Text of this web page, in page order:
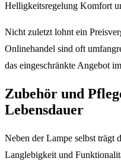
Helligkeitsregelung Komfort
Nicht zuletzt lohnt ein
Onlinehandel sind oft
das eingeschränkte Angebot
Zubehör und
Lebensdauer
Neben der Lampe selbst trägt
Langlebigkeit und